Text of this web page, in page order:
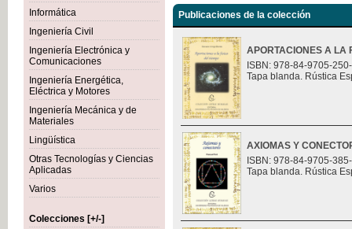
Informática
Ingeniería Civil
Ingeniería Electrónica y
Comunicaciones
Ingeniería Energética,
Eléctrica y Motores
Ingeniería Mecánica y de
Materiales
Lingüística
Otras Tecnologías y Ciencias
Aplicadas
Varios
Colecciones [+/-]
Publicaciones de la colección
APORTACIONES A LA
ISBN: 978-84-9705-
Tapa blanda. Rústica
AXIOMAS Y
ISBN: 978-84-9705-
Tapa blanda. Rústica